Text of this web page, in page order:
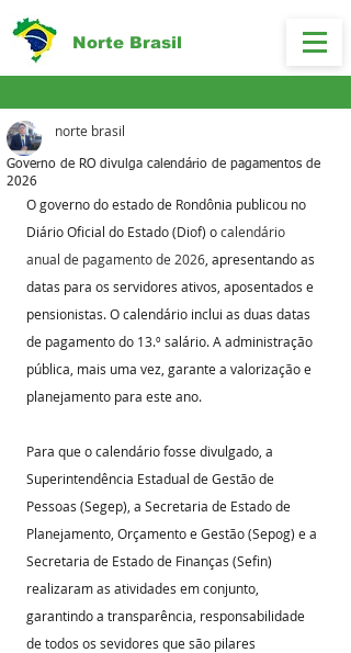
Norte Brasil
Governo de RO divulga calendário de pagamentos de
2026
norte brasil
O governo do estado de Rondônia publicou no
Diário Oficial do Estado (Diof) o calendário
anual de pagamento de 2026 , apresentando as
datas para os servidores ativos, aposentados e
pensionistas. O calendário inclui as duas datas
de pagamento do 13.º salário. A administração
pública, mais uma vez, garante a valorização e
planejamento para este ano.
Para que o calendário fosse divulgado, a
Superintendência Estadual de Gestão de
Pessoas (Segep), a Secretaria de Estado de
Planejamento, Orçamento e Gestão (Sepog) e a
Secretaria de Estado de Finanças (Sefin)
realizaram as atividades em conjunto,
garantindo a transparência, responsabilidade
de todos os sevidores que são pilares